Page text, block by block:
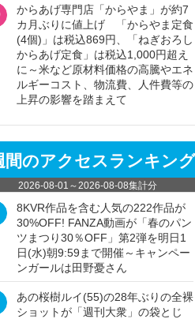
からあげ専門店「からやま」が約7
カ月ぶりに値上げ 「からやま定食
(4個)」は税込869円、「ねぎおろし
からあげ定食」は税込1,000円超え
に～米など原材料価格の高騰やエネ
ルギーコスト、物流費、人件費等の
上昇の影響を踏まえて
間のアクセスランキング
2026-08-01 ～2026-08-08集計分
8KVR作品を含む人気の222作品が
30%OFF! FANZA動画が「春のパン
ツまつり30％OFF」第2弾を明日1
日(水)朝9:59まで開催～キャンペー
ンガールは田野憂さん
あの桜樹ルイ(55)の28年ぶりの全裸
ショットが「週刊大衆」の袋とじ